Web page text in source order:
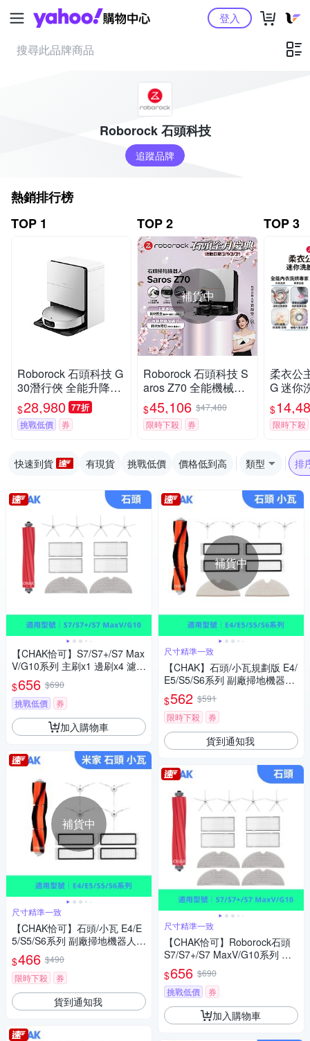
Yahoo購物中心登入
Roborock 石頭科技
追蹤品牌
熱銷排行榜
TOP 1
Roborock 石頭科技 G
30潛行俠 全能升降極
淨王者 (智慧升降全域
LDS/超薄7.98/聲波恆
濕拖地/22000Pa)
$28,980 77折
挑戰低價 券
TOP 2
補貨中
Roborock 石頭科技 S
aros Z70 全能機械手
臂旗艦掃拖王者(機械
手臂/零纏繞/22000P
a/7.98超薄/80度熱洗)
$45,106 $47,480
限時下殺
券
TOP 3
柔衣公
G 迷你
洗衣
漬洗/立
證/
$
限時下殺
快速到貨 有現貨 挑戰低價 價格低到高 類型 排
【CHAK恰可】S7/S7+/S7 Max
V/G10系列 主刷x1 邊刷x4 濾網
x4 灰色拖布x2
$656 $690
挑戰低價
券
加入購物車
補貨中
尺寸精準一致
【CHAK恰可】石頭/小瓦 E4/E
5/S5/S6系列 副廠掃地機器人配
件超值組(主刷x1 邊刷x4 濾網x
4)
$466 $490
限時下殺
券
貨到通知我
補貨中
尺寸精準一致
【CHAK】石頭/小瓦規劃版 E4/
E5/S5/S6系列 副廠掃地機器人
配件耗材組(主刷x1 邊刷x4 濾
網x4 拖布x2)
$562 $591
限時下殺
券
貨到通知我
尺寸精準一致
【CHAK恰可】Roborock石頭
S7/S7+/S7 MaxV/G10系列 副
廠配件耗材超值組(主刷x1 邊刷
x4 濾網x4 拖布x4)
$656 $690
挑戰低價
券
加入購物車